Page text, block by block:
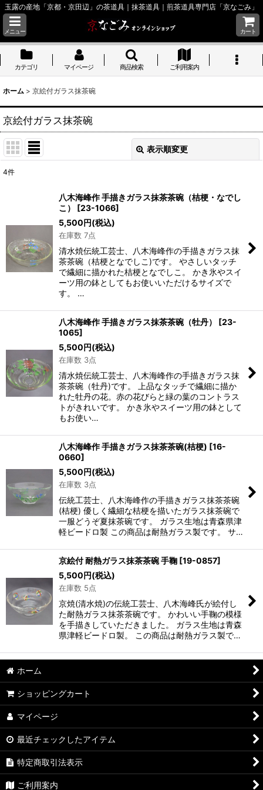
玉露の産地「京都・京田辺」の茶道具｜抹茶道具｜煎茶道具専門店「京なごみ」
メニュー カート
カテゴリ マイページ 商品検索 ご利用案内
ホーム > 京絵付ガラス抹茶碗
京絵付ガラス抹茶碗
表示順変更
絞り込む
4件
八木海峰作 手描きガラス抹茶茶碗（桔梗・なでし
こ）
[23-1066]
5,500円(税込)
在庫数 7点
清水焼伝統工芸士、八木海峰作の手描きガラス抹
茶茶碗（桔梗となでしこ)です。 やさしいタッチ
で繊細に描かれた桔梗となでしこ。 かき氷やスイ
ーツ用の鉢としてもお使いいただけるサイズで
す。 …
八木海峰作 手描きガラス抹茶茶碗（牡丹） [23-
1065]
5,500円(税込)
在庫数 3点
清水焼伝統工芸士、八木海峰作の手描きガラス抹
茶茶碗（牡丹)です。 上品なタッチで繊細に描か
れた牡丹の花。赤の花びらと緑の葉のコントラス
トがきれいです。 かき氷やスイーツ用の鉢として
もお使い…
八木海峰作 手描きガラス抹茶茶碗(桔梗) [16-
0660]
5,500円(税込)
在庫数 3点
伝統工芸士、八木海峰作の手描きガラス抹茶茶碗
(桔梗) 優しく繊細な桔梗を描いたガラス抹茶碗で
一服どうぞ夏抹茶碗です。 ガラス生地は青森県津
軽ビードロ製 この商品は耐熱ガラス製です。 サ…
京絵付 耐熱ガラス抹茶茶碗 手鞠 [19-0857]
5,500円(税込)
在庫数 5点
京焼(清水焼)の伝統工芸士、八木海峰氏が絵付し
た耐熱ガラス抹茶茶碗です。 かわいい手鞠の模様
を手描きしていただきました。 ガラス生地は青森
県津軽ビードロ製。 この商品は耐熱ガラス製で…
ホーム
ショッピングカート
マイページ
最近チェックしたアイテム
特定商取引法表示
ご利用案内